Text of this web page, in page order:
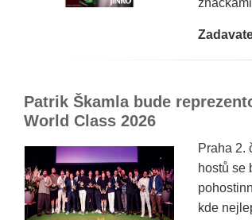
Patrik Škamla bude
World Class 2026
Praha 2.
hostů se
kde